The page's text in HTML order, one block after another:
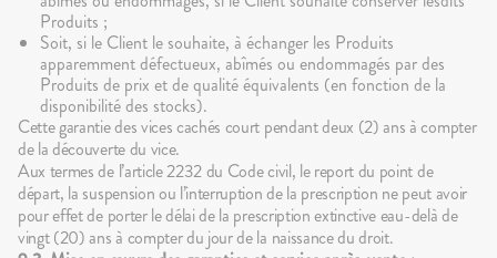
Produits ;
Soit, si le Client le souhaite, à échanger les Produits
apparemment défectueux, abîmés ou endommagés par des
Produits de prix et de qualité équivalents (en fonction de la
disponibilité des stocks).
Cette garantie des vices cachés court pendant deux (2) ans à compter
de la découverte du vice.
Aux termes de l’article 2232 du Code civil, le report du point de
départ, la suspension ou l’interruption de la prescription ne peut avoir
pour effet de porter le délai de la prescription extinctive eau-delà de
vingt (20) ans à compter du jour de la naissance du droit.